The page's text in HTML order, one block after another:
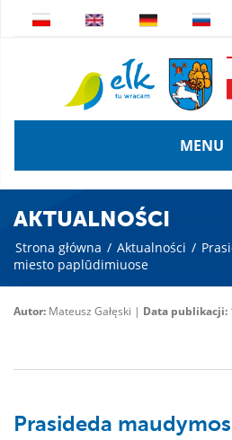
MENU
AKTUALNOŚCI
Strona główna / Aktualności /
miesto paplūdimiuose
Autor: Mateusz Gałęski | Data publikacji:
Prasideda